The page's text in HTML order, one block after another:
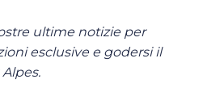
ultime notizie per
esclusive e godersi il